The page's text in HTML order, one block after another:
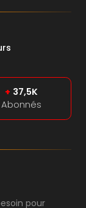
+ 37,5K
Abonnés
pour